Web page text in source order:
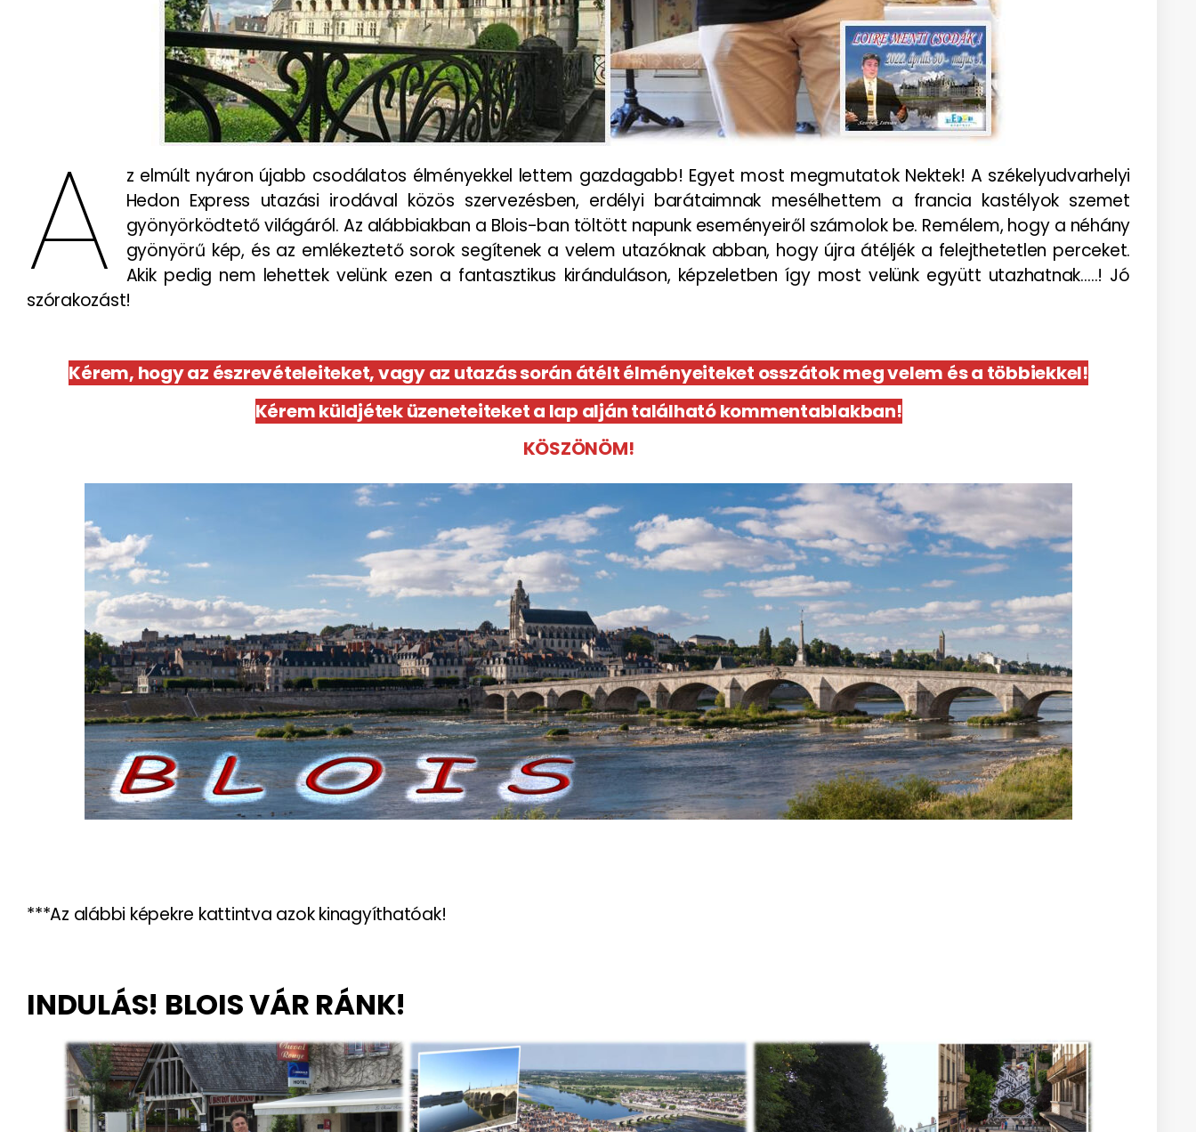
A
z elmúlt nyáron újabb csodálatos élményekkel lettem gazdagabb! Egyet most megmutatok Nektek! A székelyudvarhelyi
Hedon Express utazási irodával közös szervezésben, erdélyi barátaimnak mesélhettem a francia kastélyok szemet
gyönyörködtető világáról. Az alábbiakban a Blois-ban töltött napunk eseményeiről számolok be. Remélem, hogy a néhány
gyönyörű kép, és az emlékeztető sorok segítenek a velem utazóknak abban, hogy újra átéljék a felejthetetlen perceket.
Akik pedig nem lehettek velünk ezen a fantasztikus kiránduláson, képzeletben így most velünk együtt utazhatnak…..! Jó
szórakozást!
Kérem, hogy az észrevételeiteket, vagy az utazás során átélt élményeiteket osszátok meg velem és a többiekkel!
Kérem küldjétek üzeneteiteket a lap alján található kommentablakban!
KÖSZÖNÖM!
***Az alábbi képekre kattintva azok kinagyíthatóak!
INDULÁS! BLOIS VÁR RÁNK!